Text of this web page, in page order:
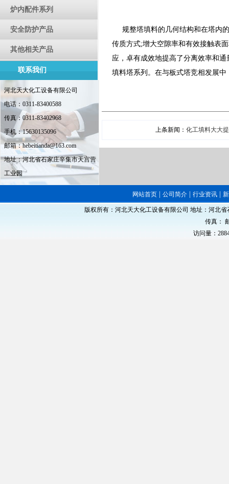
炉内配件系列
安全防护产品
其他相关产品
联系我们
河北天大化工设备有限公司
电话：0311-83400588
传真：0311-83402968
手机：15630135096
邮箱：hebeitianda@163.com
地址：河北省石家庄辛集市天宫营
工业园
规整塔填料的几何结构和在塔内的
传质方式;增大空隙率和有效接触表
应，卓有成效地提高了分离效率和
填料塔系列。在与板式塔竞相发展
上条新闻： 化工填料大大
网站首页 |公司简介 |行业资讯 |
版权所有：河北天大化工设备有限公司 地址：河北
传真：
访问量：